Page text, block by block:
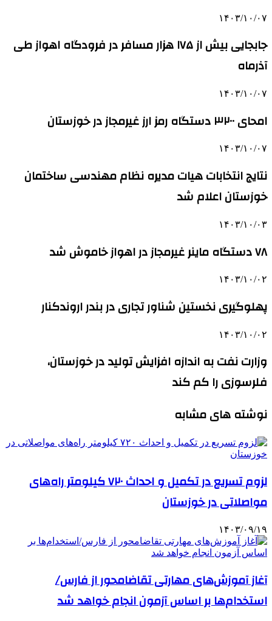
۱۴۰۳/۱۰/۰۷
جابجایی بیش از ۱۷۵ هزار مسافر در فرودگاه اهواز طی
آذرماه
۱۴۰۳/۱۰/۰۷
امحای ۳۲۰۰ دستگاه رمز ارز غیرمجاز در خوزستان
۱۴۰۳/۱۰/۰۷
نتایج انتخابات هیات مدیره نظام مهندسی ساختمان
خوزستان اعلام شد
۱۴۰۳/۱۰/۰۳
۷۸ دستگاه ماینر غیرمجاز در اهواز خاموش شد
۱۴۰۳/۱۰/۰۲
پهلوگیری نخستین شناور تجاری در بندر اروندکنار
۱۴۰۳/۱۰/۰۲
وزارت نفت به اندازه افزایش تولید در خوزستان،
فلرسوزی را کم کند
نوشته های مشابه
لزوم تسریع در تکمیل و احداث ۷۲۰ کیلومتر راه‌های
مواصلاتی در خوزستان
۱۴۰۳/۰۹/۱۹
آغاز آموزش‌های مهارتی تقاضامحور از فارس/
استخدام‌ها بر اساس آزمون انجام خواهد شد